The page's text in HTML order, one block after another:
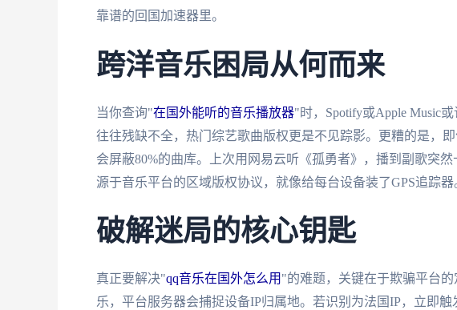
靠谱的回国加速器里。
跨洋音乐困局从何而来
当你查询"在国外能听的音乐播放器"时，Spotify或Apple Music
往往残缺不全，热门综艺歌曲版权更是不见踪影。更糟的是，
会屏蔽80%的曲库。上次用网易云听《孤勇者》，播到副歌突
源于音乐平台的区域版权协议，就像给每台设备装了GPS追踪器
破解迷局的核心钥匙
真正要解决"qq音乐在国外怎么用 "的难题，关键在于欺骗平台
乐，平台服务器会捕捉设备IP归属地。若识别为法国IP，立即